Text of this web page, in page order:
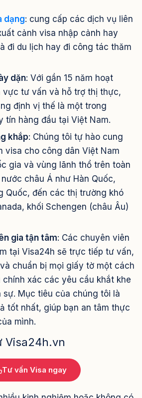
dạng: cung cấp các dịch vụ liên
cảnh visa nhập cảnh hay
đi du lịch hay đi công tác thăm
dặn: Với gần 15 năm hoạt
vực tư vấn và hỗ trợ thị thực,
định vị thế là một trong
tín hàng đầu tại Việt Nam.
khắp: Chúng tôi tự hào cung
visa cho công dân Việt Nam
gia và vùng lãnh thổ trên toàn
châu Á như Hàn Quốc,
Quốc, đến các thị trường khó
khối Schengen (châu Âu)
gia tận tâm: Các chuyên viên
tại Visa24h sẽ trực tiếp tư vấn,
chuẩn bị mọi giấy tờ một cách
chính xác các yêu cầu khắt khe
sự. Mục tiêu của chúng tôi là
tốt nhất, giúp bạn an tâm thực
mình.
Visa24h.vn
Tư vấn Visa ngay